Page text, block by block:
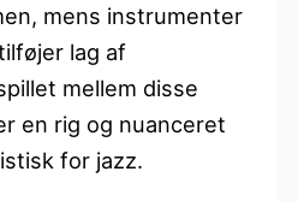
mens instrumenter
lag af
mellem disse
en rig og nuanceret
for jazz.